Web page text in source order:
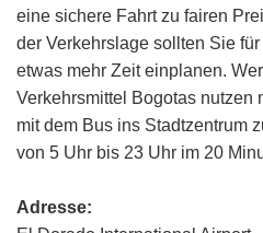
eine sichere Fahrt zu fairen
der Verkehrslage sollten Sie
etwas mehr Zeit einplanen.
Verkehrsmittel Bogotas nutzen
mit dem Bus ins Stadtzentrum
von 5 Uhr bis 23 Uhr im 20
Adresse: